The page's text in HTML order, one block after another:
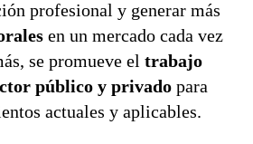
profesional y generar más
en un mercado cada vez
se promueve el trabajo
público y privado para
actuales y aplicables.